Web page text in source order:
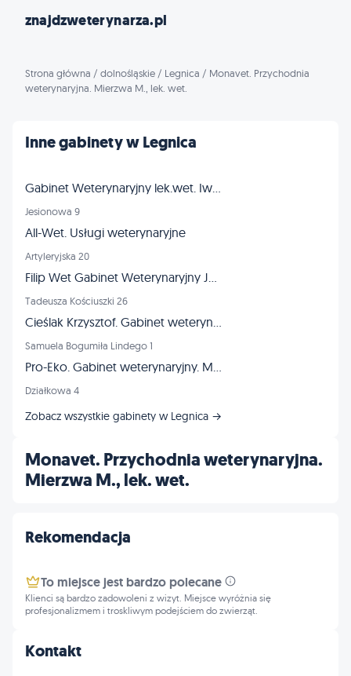
znajdzweterynarza.pl
Strona główna / dolnośląskie / Legnica / Monavet. Przychodnia
weterynaryjna. Mierzwa M., lek. wet.
Monavet. Przychodnia weterynaryjna.
Mierzwa M., lek. wet.
Kontakt
Inne gabinety w Legnica
Gabinet Weterynaryjny lek.wet. Iwona Stolarska
Jesionowa 9
All-Wet. Usługi weterynaryjne
Artyleryjska 20
Filip Wet Gabinet Weterynaryjny Jacek Filipowski
Tadeusza Kościuszki 26
Cieślak Krzysztof. Gabinet weterynaryjny
Samuela Bogumiła Lindego 1
Pro-Eko. Gabinet weterynaryjny. Madejek-Garstka E., Garstka Z.
Działkowa 4
Zobacz wszystkie gabinety w Legnica →
Rekomendacja
To miejsce jest bardzo polecane
Klienci są bardzo zadowoleni z wizyt. Miejsce wyróżnia się
profesjonalizmem i troskliwym podejściem do zwierząt.